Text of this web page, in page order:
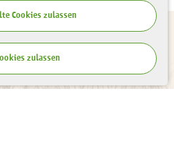
Cookies zulassen
zulassen